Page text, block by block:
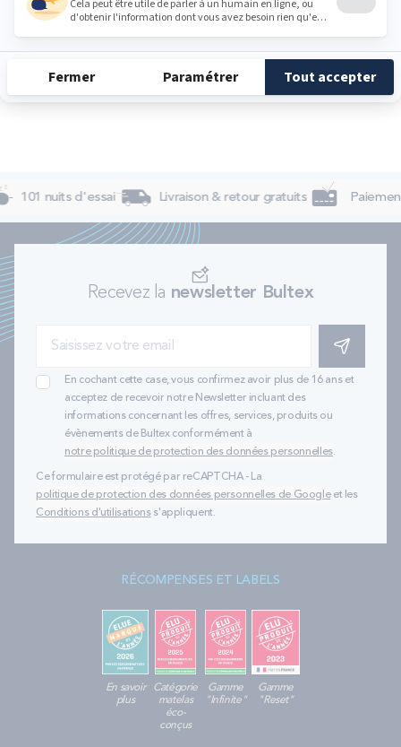
Samedi 10:00 - 19:30
Dimanche Fermé
101 nuits d'essai Livraison & retour gratuits
Recevez la newsletter Bultex
S'INSCRIRE
En cochant cette case, vous confirmez avoir plus de 16 ans et
acceptez de recevoir notre Newsletter incluant des
informations concernant les offres, services, produits ou
évènements de Bultex conformément à
notre politique de protection des données personnelles.
Ce formulaire est protégé par reCAPTCHA - La
politique de protection des données personnelles de Googleet les
Conditions d'utilisationss'appliquent.
RÉCOMPENSES ET LABELS
En savoir
plus
Catégorie
matelas
éco-
conçus
Gamme
"Infinite"
Gamme
"Reset"